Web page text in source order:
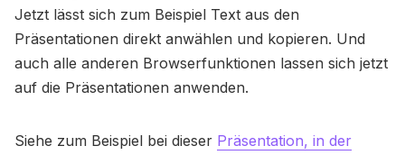
Jetzt lässt sich zum Beispiel Text aus den
Präsentationen direkt anwählen und kopieren. Und
auch alle anderen Browserfunktionen lassen sich jetzt
auf die Präsentationen anwenden.
Siehe zum Beispiel bei dieser Präsentation, in der